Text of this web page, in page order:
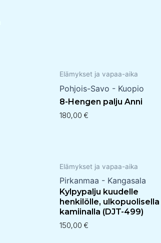
Elämykset ja vapaa-aika
Pohjois-Savo - Kuopio
8-Hengen palju Anni
180,00€
Elämykset ja vapaa-aika
Pirkanmaa - Kangasala
Kylpypalju kuudelle
henkilölle, ulkopuolisella
kamiinalla (DJT-499)
150,00€